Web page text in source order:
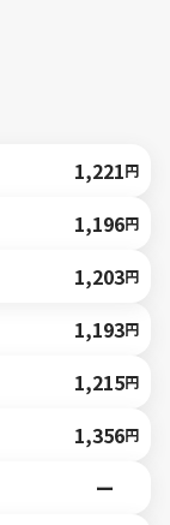
1,221円
1,196円
1,203円
1,193円
1,215円
1,356円
ー